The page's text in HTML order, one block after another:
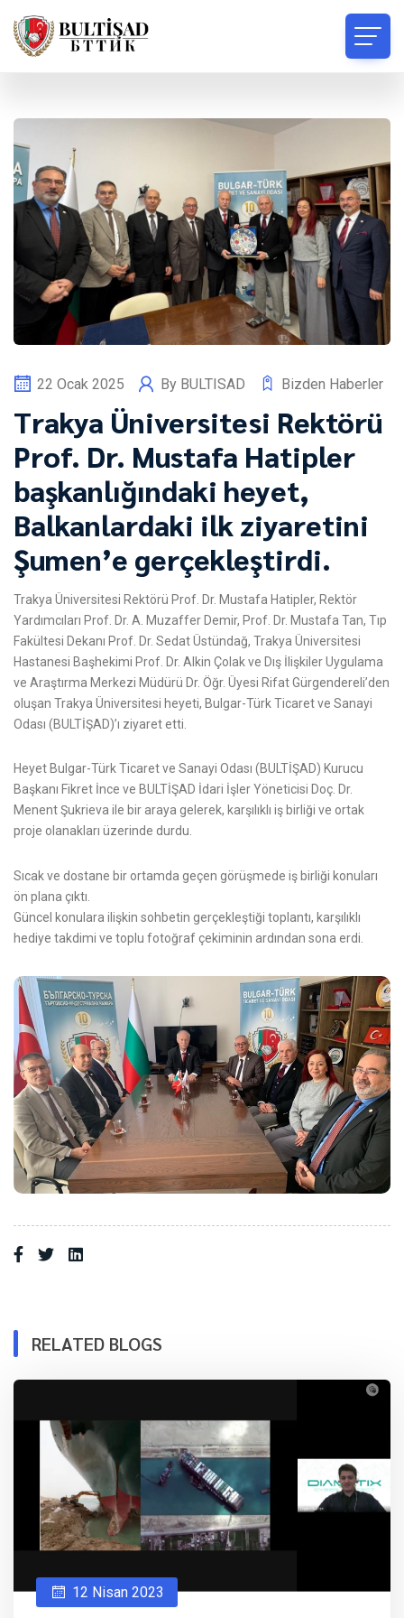
22 Ocak 2025 By BULTISAD Bizden Haberler
Trakya Üniversitesi Rektörü
Prof. Dr. Mustafa Hatipler
başkanlığındaki heyet,
Balkanlardaki ilk ziyaretini
Şumen’e gerçekleştirdi.
Trakya Üniversitesi Rektörü Prof. Dr. Mustafa Hatipler, Rektör
Yardımcıları Prof. Dr. A. Muzaffer Demir, Prof. Dr. Mustafa Tan, Tıp
Fakültesi Dekanı Prof. Dr. Sedat Üstündağ, Trakya Üniversitesi
Hastanesi Başhekimi Prof. Dr. Alkin Çolak ve Dış İlişkiler Uygulama
ve Araştırma Merkezi Müdürü Dr. Öğr. Üyesi Rifat Gürgendereli’den
oluşan Trakya Üniversitesi heyeti, Bulgar-Türk Ticaret ve Sanayi
Odası (BULTİŞAD)’ı ziyaret etti.
Heyet Bulgar-Türk Ticaret ve Sanayi Odası (BULTİŞAD) Kurucu
Başkanı Fikret İnce ve BULTİŞAD İdari İşler Yöneticisi Doç. Dr.
Menent Şukrieva ile bir araya gelerek, karşılıklı iş birliği ve ortak
proje olanakları üzerinde durdu.
Sıcak ve dostane bir ortamda geçen görüşmede iş birliği konuları
ön plana çıktı.
Güncel konulara ilişkin sohbetin gerçekleştiği toplantı, karşılıklı
hediye takdimi ve toplu fotoğraf çekiminin ardından sona erdi.
RELATED BLOGS
12 Nisan 2023